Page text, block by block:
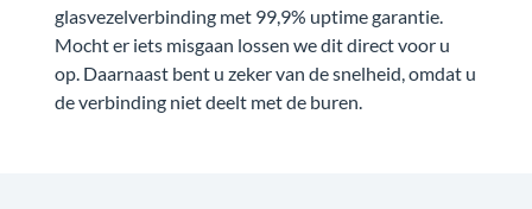
glasvezelverbinding met 99,9% uptime garantie.
Mocht er iets misgaan lossen we dit direct voor u
op. Daarnaast bent u zeker van de snelheid, omdat u
de verbinding niet deelt met de buren.